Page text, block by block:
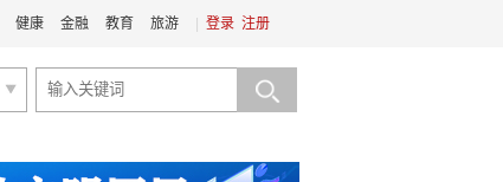
登录 注册
健康 金融 教育 旅游